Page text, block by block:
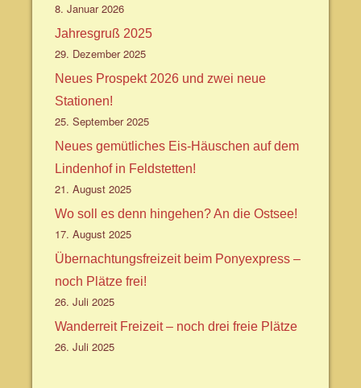
8. Januar 2026
Jahresgruß 2025
29. Dezember 2025
Neues Prospekt 2026 und zwei neue
Stationen!
25. September 2025
Neues gemütliches Eis-Häuschen auf dem
Lindenhof in Feldstetten!
21. August 2025
Wo soll es denn hingehen? An die Ostsee!
17. August 2025
Übernachtungsfreizeit beim Ponyexpress –
noch Plätze frei!
26. Juli 2025
Wanderreit Freizeit – noch drei freie Plätze
26. Juli 2025